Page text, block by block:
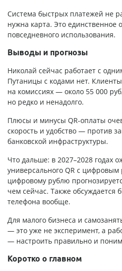
Система быстрых платежей не
нужна карта. Это единственное
повседневного использования.
Выводы и прогнозы
Николай сейчас работает с
Путаницы с кодами нет.
на комиссиях — около 55 000
но редко и ненадолго.
Плюсы и минусы QR-оплаты
скорость и удобство — против
банковской инфраструктуры.
Что дальше: в 2027–2028 годах
универсального QR с
цифровому рублю
чем сейчас. Также обсуждается
телефона вообще.
Для малого бизнеса и
— это уже не эксперимент, а
— настроить правильно и
Коротко о главном